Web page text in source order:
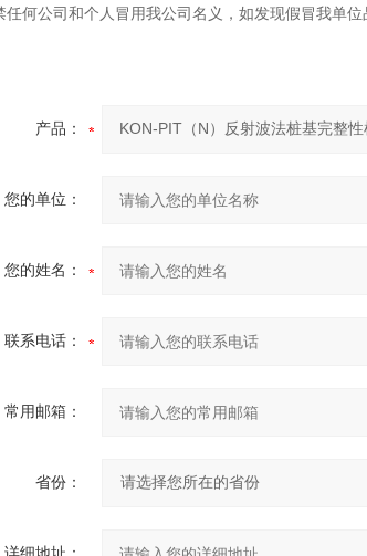
任何公司和个人冒用我公司名义，如发现假冒我单
产品：
您的单位：
您的姓名：
联系电话：
常用邮箱：
省份：